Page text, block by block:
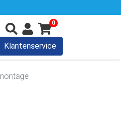
0
Klantenservice